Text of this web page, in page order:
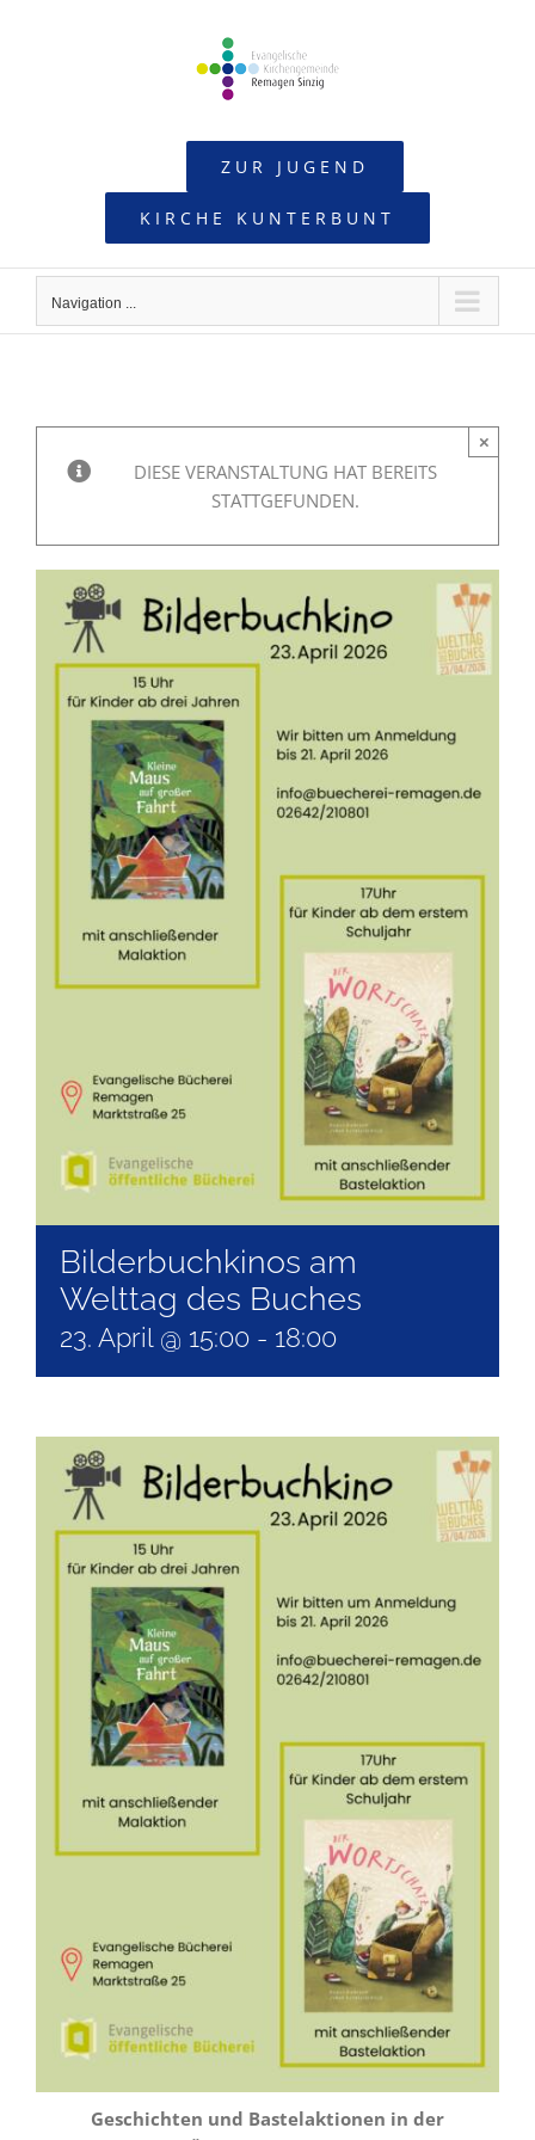
ZUR JUGEND
KIRCHE KUNTERBUNT
Navigation ...
DIESE VERANSTALTUNG HAT BEREITS
STATTGEFUNDEN.
×
Bilderbuchkinos am
Welttag des Buches
23. April @ 15:00 - 18:00
Geschichten und Bastelaktionen in der